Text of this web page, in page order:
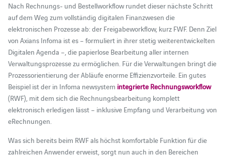
Nach Rechnungs- und Bestellworkflow rundet dieser nächste Schritt
auf dem Weg zum vollständig digitalen Finanzwesen die
elektronischen Prozesse ab: der Freigabeworkflow, kurz FWF. Denn Ziel
von Axians Infoma ist es – formuliert in ihrer stetig weiterentwickelten
Digitalen Agenda –, die papierlose Bearbeitung aller internen
Verwaltungsprozesse zu ermöglichen. Für die Verwaltungen bringt die
Prozessorientierung der Abläufe enorme Effizienzvorteile. Ein gutes
Beispiel ist der in Infoma newsystem integrierte Rechnungsworkflow
(RWF), mit dem sich die Rechnungsbearbeitung komplett
elektronisch erledigen lässt – inklusive Empfang und Verarbeitung von
eRechnungen.
Was sich bereits beim RWF als höchst komfortable Funktion für die
zahlreichen Anwender erweist, sorgt nun auch in den Bereichen